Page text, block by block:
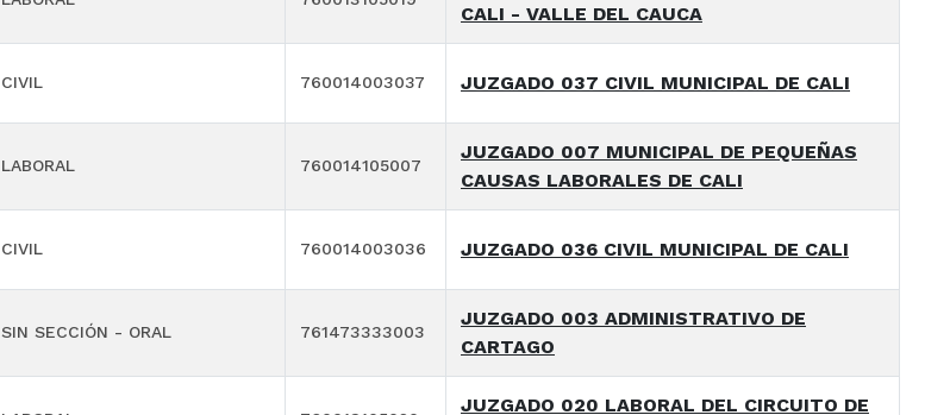
CALI - VALLE DEL CAUCA
CIVIL 760014003037 JUZGADO 037 CIVIL MUNICIPAL DE CALI
LABORAL 760014105007
JUZGADO 007 MUNICIPAL DE PEQUEÑAS
CAUSAS LABORALES DE CALI
CIVIL 760014003036 JUZGADO 036 CIVIL MUNICIPAL DE CALI
SIN SECCIÓN - ORAL 761473333003
JUZGADO 003 ADMINISTRATIVO DE
CARTAGO
JUZGADO 020 LABORAL DEL CIRCUITO DE